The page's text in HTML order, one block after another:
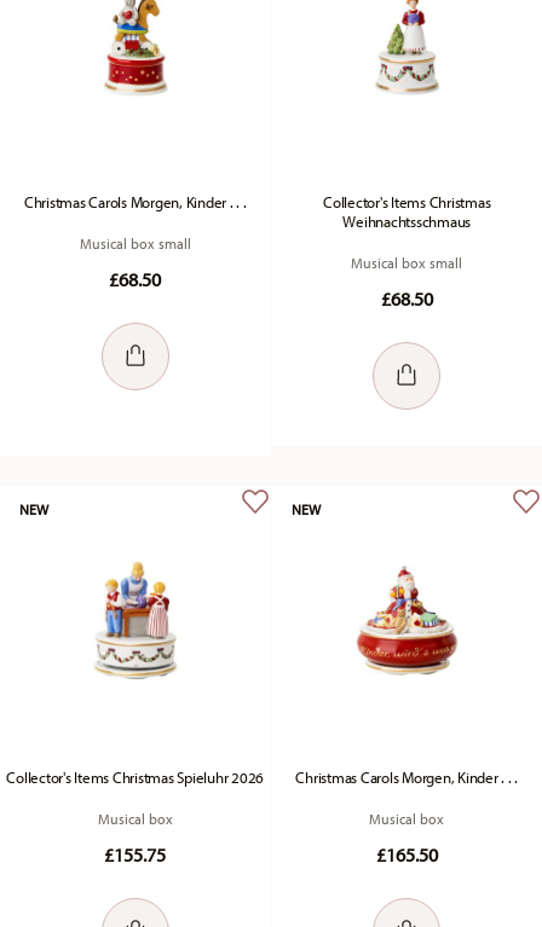
Christmas Carols Morgen, Kinder . . .
Musical box small
£68.50
Collector's Items Christmas
Weihnachtsschmaus
Musical box small
£68.50
Collector's Items Christmas Spieluhr 2026
Musical box
£155.75
NEW
Christmas Carols Morgen, Kinder . . .
Musical box
£165.50
NEW